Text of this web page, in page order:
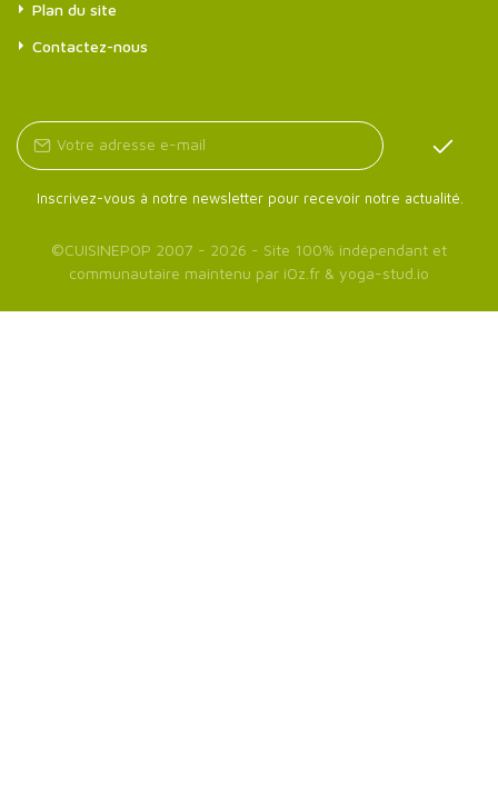
Plan du site
Contactez-nous
Inscrivez-vous à notre newsletter pour recevoir notre actualité.
©CUISINEPOP 2007 - 2026 - Site 100% indépendant et
communautaire maintenu par iOz.fr & yoga-stud.io